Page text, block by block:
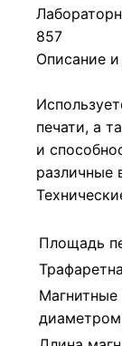
857
Описание
печати, а
и
различные
Площадь